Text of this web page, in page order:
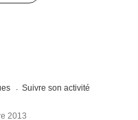
Suivre son activité
2013